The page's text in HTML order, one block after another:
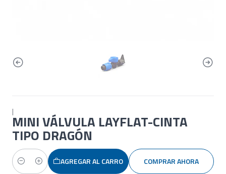
|
MINI VÁLVULA LAYFLAT-CINTA
TIPO DRAGÓN
Cantidad
AGREGAR AL CARRO COMPRAR AHORA